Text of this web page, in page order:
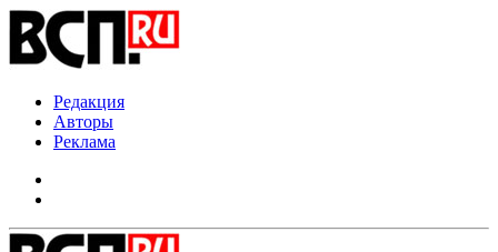
Редакция
Авторы
Реклама